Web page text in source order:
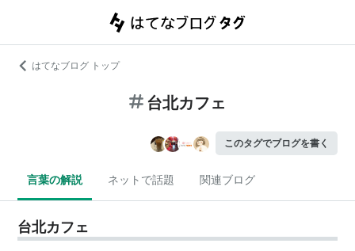
はてなブログ トップ
台北カフェ
このタグでブログを書く
言葉の解説 ネットで話題 関連ブログ
台北カフェ